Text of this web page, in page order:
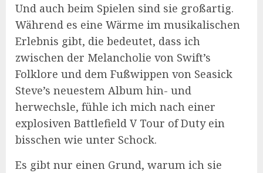
Und auch beim Spielen sind sie großartig.
Während es eine Wärme im musikalischen
Erlebnis gibt, die bedeutet, dass ich
zwischen der Melancholie von Swift’s
Folklore und dem Fußwippen von Seasick
Steve’s neuestem Album hin- und
herwechsle, fühle ich mich nach einer
explosiven Battlefield V Tour of Duty ein
bisschen wie unter Schock.
Es gibt nur einen Grund, warum ich sie